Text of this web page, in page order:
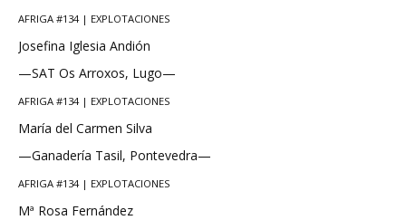
AFRIGA #134 | EXPLOTACIONES
Josefina Iglesia Andión
—SAT Os Arroxos, Lugo—
AFRIGA #134 | EXPLOTACIONES
María del Carmen Silva
—Ganadería Tasil, Pontevedra—
AFRIGA #134 | EXPLOTACIONES
Mª Rosa Fernández